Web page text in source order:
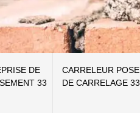
DE
33
CARRELEUR POSE
DE CARRELAGE 33